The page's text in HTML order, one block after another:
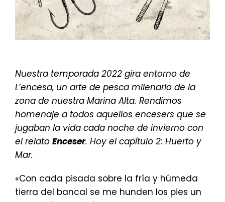
Nuestra temporada 2022 gira entorno de
L’encesa, un arte de pesca milenario de la
zona de nuestra Marina Alta. Rendimos
homenaje a todos aquellos encesers que se
jugaban la vida cada noche de invierno con
el relato Enceser. Hoy el capítulo 2: Huerto y
Mar.
«Con cada pisada sobre la fría y húmeda
tierra del bancal se me hunden los pies un